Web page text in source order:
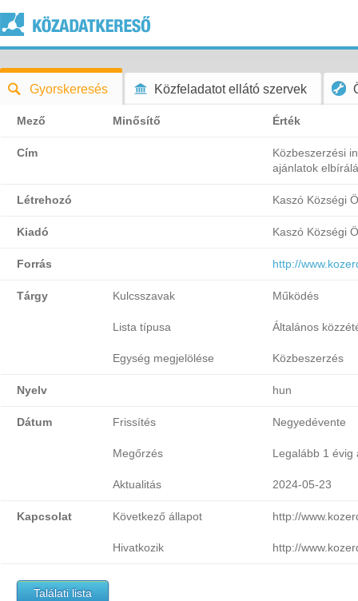
Gyorskeresés Közfeladatot ellátó szervek
Mező Minősítő Érték
Cím
Közbeszerzési
ajánlatok
Létrehozó Kaszó Községi
Kiadó Kaszó Községi
Forrás http://
Tárgy Kulcsszavak Működés
Lista típusa Általános
Egység megjelölése Közbeszerzés
Nyelv hun
Dátum Frissítés Negyedévente
Megőrzés Legalább 1 évig
Aktualitás 2024-05-23
Kapcsolat Következő állapot http://
Hivatkozik http://
Találati lista